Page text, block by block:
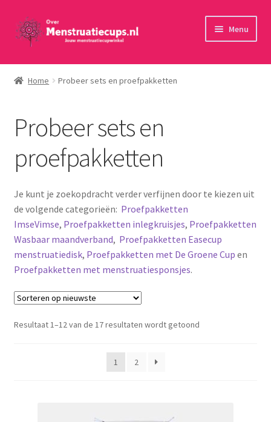
Ga
door
navigatie
Ga
naar
inhoud
Menu
Home
Menstruatiecups
Menstruatiedisks
Menstruatiesponsjes
Wasbaar maandverband
Toebehoren
Voordeelpakketten
Home Probeer sets en proefpakketten
Probeer sets en
proefpakketten
Je kunt je zoekopdracht verder verfijnen door te kiezen uit
de volgende categorieën: Proefpakketten
ImseVimse, Proefpakketten inlegkruisjes, Proefpakketten
Wasbaar maandverband, Proefpakketten Easecup
menstruatiedisk, Proefpakketten met De Groene Cup en
Proefpakketten met menstruatiesponsjes.
Resultaat 1–12 van de 17 resultaten wordt getoondGesorteerd
1
2